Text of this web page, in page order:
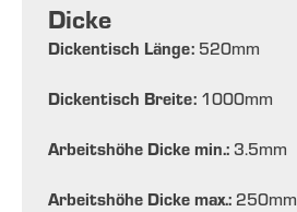
Dicke
Dickentisch Länge: 520mm
Dickentisch Breite: 1000mm
Arbeitshöhe Dicke min.: 3.5mm
Arbeitshöhe Dicke max.: 250mm